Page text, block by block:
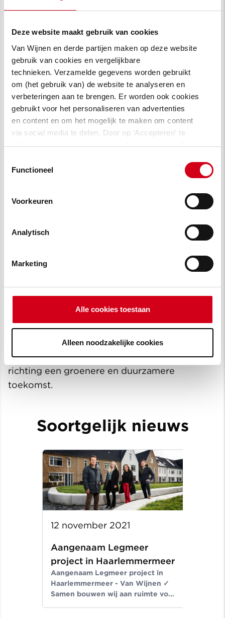
Deze website maakt gebruik van cookies
Van Wijnen en derde partijen maken op deze website
gebruik van cookies en vergelijkbare
technieken. Verzamelde gegevens worden gebruikt
om (het gebruik van) de website te analyseren en
verbeteringen aan te brengen. Er worden ook cookies
gebruikt voor het personaliseren van advertenties
en content en om het mogelijk te maken om content
via social media te delen. Door op ‘Accepteren’ te
klikken, stem je in met het gebruik van cookies. Een
vragen lees je in
Functioneel
Voorkeuren
Analytisch
Marketing
Alle cookies toestaan
Alleen noodzakelijke cookies
en onze andere partners, kunnen we
realiseren,” zegt Patrick Ubags, directeur Van
Wijnen. Frank Dijkhuis, directeur Smeets Bouw
voegt toe: “Kwaliteit en communicatie blijven
daarbij altijd onze prioriteit. Zo maken we
concrete impact voor de bewoners en dragen
we bij aan een duurzame toekomst!”
Bij deze grootschalige verduurzaming ligt de
focus op de buitenschil van de woningen.
plaatsen van kozijnen met HR++-glas of het
verbeteren van de dak- en vloerisolatie. Met
deze verbeteringen verminderen we de CO 2-
uitstoot aanzienlijk. Zo zetten we stappen
richting een groenere en duurzamere
toekomst.
Soortgelijk nieuws
12 november 2021
Aangenaam Legmeer
project in Haarlemmermeer
Aangenaam Legmeer project in
Haarlemmermeer - Van Wijnen ✓
Samen bouwen wij aan ruimte voor